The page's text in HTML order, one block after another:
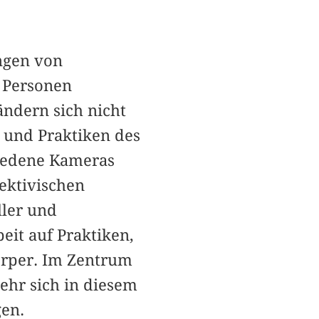
von
sich nicht
Praktiken des
Kameras
und
auf Praktiken,
Im Zentrum
sich in diesem